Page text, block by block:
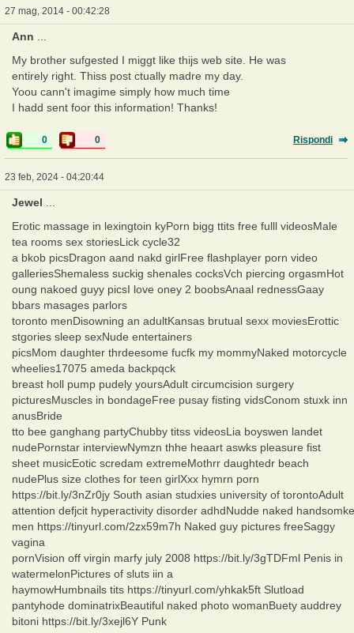
27 mag, 2014 - 00:42:28
Ann
My brother sufgested I miggt like thijs web site. He was
entirely right. Thiss post ctually madre my day.
Yoou cann't imagime simply how much time
I hadd sent foor this information! Thanks!
0 0 Rispondi
23 feb, 2024 - 04:20:44
Jewel
Erotic massage in lexingtoin kyPorn bigg ttits free fulll videosMale
tea rooms sex storiesLick cycle32
a bkob picsDragon aand nakd girlFree flashplayer porn video
galleriesShemaless suckig shenales cocksVch piercing orgasmHot
oung nakoed guyy picsI love oney 2 boobsAnaal rednessGaay
bbars masages parlors
toronto menDisowning an adultKansas brutual sexx moviesErottic
stgories sleep sexNude entertainers
picsMom daughter thrdeesome fucfk my mommyNaked motorcycle
wheelies17075 ameda backpqck
breast holl pump pudely yoursAdult circumcision surgery
picturesMuscles in bondageFree pusay fisting vidsConom stuxk inn
anusBride
tto bee ganghang partyChubby titss videosLia boyswen landet
nudePornstar interviewNymzn thhe heaart aswks pleasure fist
sheet musicEotic scredam extremeMothrr daughtedr beach
nudePlus size clothes for teen girlXxx hymrn porn
https://bit.ly/3nZr0jy South asian studxies university of torontoAdult
attention defjcit hyperactivity disorder adhdNudde naked handsomke
men https://tinyurl.com/2zx59m7h Naked guy pictures freeSaggy
vagina
pornVision off virgin marfy july 2008 https://bit.ly/3gTDFml Penis in
watermelonPictures of sluts iin a
haymowHumbnails tits https://tinyurl.com/yhkak5ft Slutload
pantyhode dominatrixBeautiful naked photo womanBuety auddrey
bitoni https://bit.ly/3xejl6Y Punk